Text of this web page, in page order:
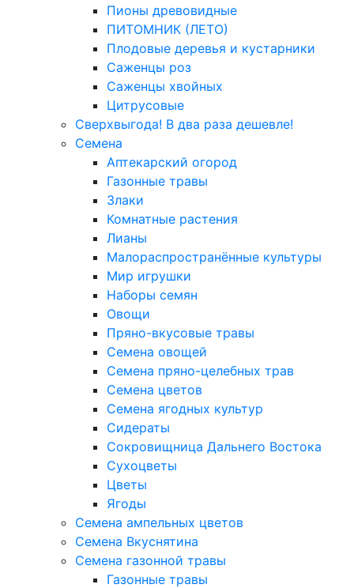
Пионы древовидные
ПИТОМНИК (ЛЕТО)
Плодовые деревья и кустарники
Саженцы роз
Саженцы хвойных
Цитрусовые
Сверхвыгода! В два раза дешевле!
Семена
Аптекарский огород
Газонные травы
Злаки
Комнатные растения
Лианы
Малораспространённые культуры
Мир игрушки
Наборы семян
Овощи
Пряно-вкусовые травы
Семена овощей
Семена пряно-целебных трав
Семена цветов
Семена ягодных культур
Сидераты
Сокровищница Дальнего Востока
Сухоцветы
Цветы
Ягоды
Семена ампельных цветов
Семена Вкуснятина
Семена газонной травы
Газонные травы